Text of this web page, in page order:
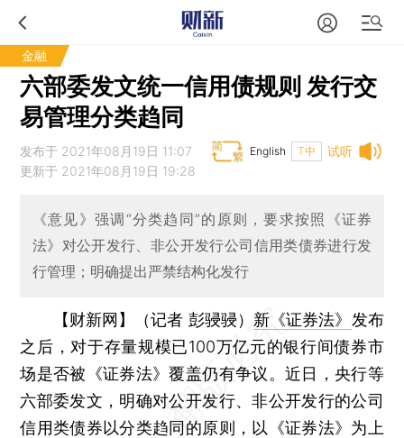
金融
六部委发文统一信用债规则 发行交
易管理分类趋同
试听
发布于 2021年08月19日 11:07
更新于 2021年08月19日 19:28
T中
English
《意见》强调“分类趋同”的原则，要求按照《证券
法》对公开发行、非公开发行公司信用类债券进行发
行管理；明确提出严禁结构化发行
【财新网】（记者 彭骎骎） 新《证券法》 发布
之后，对于存量规模已100万亿元的银行间债券市
场是否被《证券法》覆盖仍有争议。近日，央行等
六部委发文，明确对公开发行、非公开发行的公司
信用类债券以分类趋同的原则，以《证券法》为上